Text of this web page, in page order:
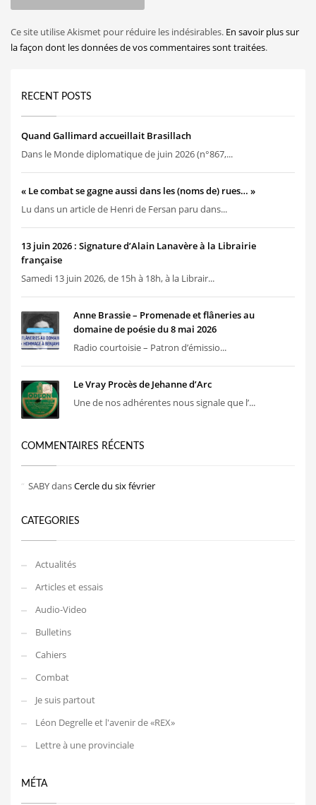
Ce site utilise Akismet pour réduire les indésirables. En savoir plus sur
la façon dont les données de vos commentaires sont traitées.
RECENT POSTS
Quand Gallimard accueillait Brasillach
Dans le Monde diplomatique de juin 2026 (n°867,...
« Le combat se gagne aussi dans les (noms de) rues… »
Lu dans un article de Henri de Fersan paru dans...
13 juin 2026 : Signature d’Alain Lanavère à la Librairie
française
Samedi 13 juin 2026, de 15h à 18h, à la Librair...
Anne Brassie – Promenade et flâneries au
domaine de poésie du 8 mai 2026
Radio courtoisie – Patron d’émissio...
Le Vray Procès de Jehanne d’Arc
Une de nos adhérentes nous signale que l’...
COMMENTAIRES RÉCENTS
SABYdansCercle du six février
CATEGORIES
Actualités
Articles et essais
Audio-Video
Bulletins
Cahiers
Combat
Je suis partout
Léon Degrelle et l'avenir de «REX»
Lettre à une provinciale
MÉTA